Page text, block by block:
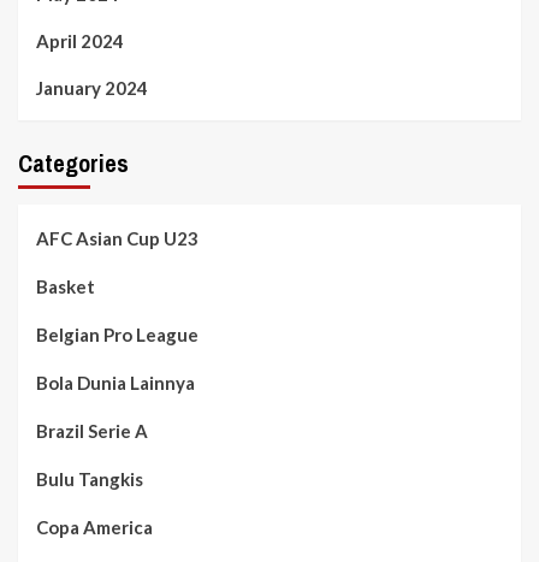
April 2024
January 2024
Categories
AFC Asian Cup U23
Basket
Belgian Pro League
Bola Dunia Lainnya
Brazil Serie A
Bulu Tangkis
Copa America